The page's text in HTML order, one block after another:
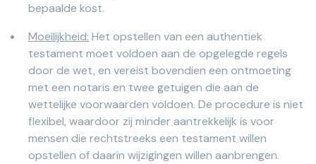
bepaalde kost.
Moeilijkheid: Het opstellen van een authentiek
testament moet voldoen aan de opgelegde regels
door de wet, en vereist bovendien een ontmoeting
met een notaris en twee getuigen die aan de
wettelijke voorwaarden voldoen. De procedure is niet
flexibel, waardoor zij minder aantrekkelijk is voor
mensen die rechtstreeks een testament willen
opstellen of daarin wijzigingen willen aanbrengen.